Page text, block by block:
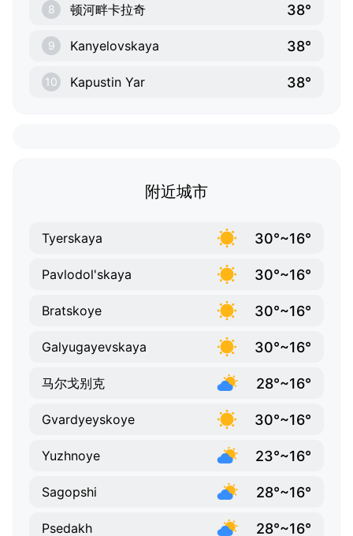
8 顿河畔卡拉奇 38°
9 Kanyelovskaya 38°
10 Kapustin Yar 38°
附近城市
Tyerskaya 30°~16°
Pavlodol'skaya 30°~16°
Bratskoye 30°~16°
Galyugayevskaya 30°~16°
马尔戈别克 28°~16°
Gvardyeyskoye 30°~16°
Yuzhnoye 23°~16°
Sagopshi 28°~16°
Psedakh 28°~16°